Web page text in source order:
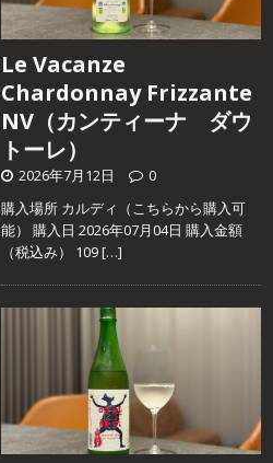
Le Vacanze
Chardonnay Frizzante
NV（カンティーナ ダウ
トーレ）
2026年7月12日
0
購入場所 カルディ（こちらから購入可
能） 購入日 2026年07月04日 購入金額
（税込み） 109[…]